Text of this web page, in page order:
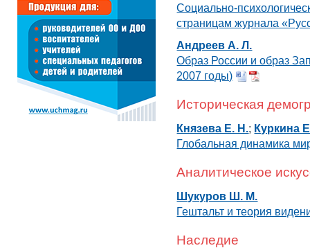
Социально-
страницам журнала
Андреев А. Л.
Образ России и образ
2007 годы)
Историческая
Князева Е. Н.; Куркина
Глобальная динамика
Аналитическое
Шукуров Ш. М.
Гештальт и теория
Наследие